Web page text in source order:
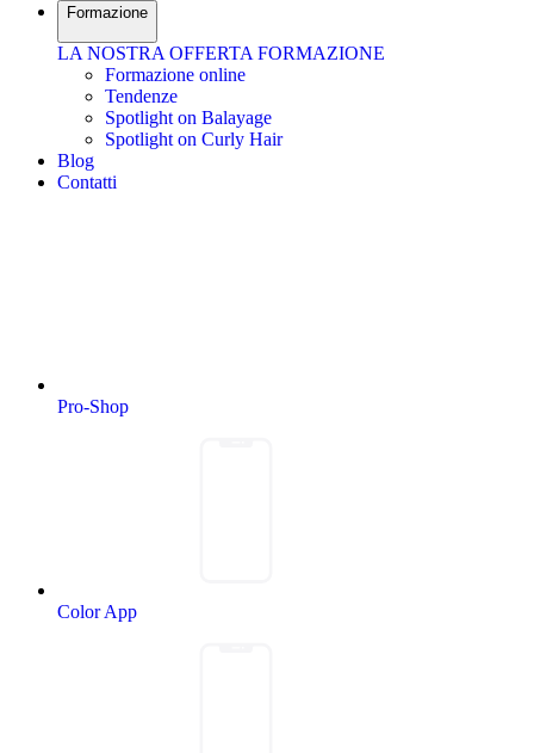
Formazione
LA NOSTRA OFFERTA FORMAZIONE
Formazione online
Tendenze
Spotlight on Balayage
Spotlight on Curly Hair
Blog
Contatti
Pro-Shop
Color App